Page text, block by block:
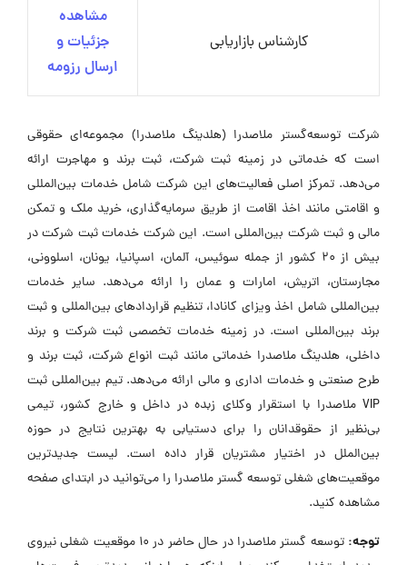
کارشناس بازاریابی
مشاهده
جزئیات و
ارسال رزومه
شرکت توسعه‌گستر ملاصدرا (هلدینگ ملاصدرا) مجموعه‌ای حقوقی
است که خدماتی در زمینه ثبت شرکت، ثبت برند و مهاجرت ارائه
می‌دهد. تمرکز اصلی فعالیت‌های این شرکت شامل خدمات بین‌المللی
و اقامتی مانند اخذ اقامت از طریق سرمایه‌گذاری، خرید ملک و تمکن
مالی و ثبت شرکت بین‌المللی است. این شرکت خدمات ثبت شرکت در
بیش از 20 کشور از جمله سوئیس، آلمان، اسپانیا، یونان، اسلوونی،
مجارستان، اتریش، امارات و عمان را ارائه می‌دهد. سایر خدمات
بین‌المللی شامل اخذ ویزای کانادا، تنظیم قراردادهای بین‌المللی و ثبت
برند بین‌المللی است. در زمینه خدمات تخصصی ثبت شرکت و برند
داخلی، هلدینگ ملاصدرا خدماتی مانند ثبت انواع شرکت، ثبت برند و
طرح صنعتی و خدمات اداری و مالی ارائه می‌دهد. تیم بین‌المللی ثبت
VIP ملاصدرا با استقرار وکلای زبده در داخل و خارج کشور، تیمی
بی‌نظیر از حقوقدانان را برای دستیابی به بهترین نتایج در حوزه
بین‌الملل در اختیار مشتریان قرار داده است. لیست جدیدترین
موقعیت‌های شغلی توسعه گستر ملاصدرا را می‌توانید در ابتدای صفحه
مشاهده کنید.
توجه:
توسعه گستر ملاصدرا در حال حاضر در ۱۰ موقعیت شغلی نیروی